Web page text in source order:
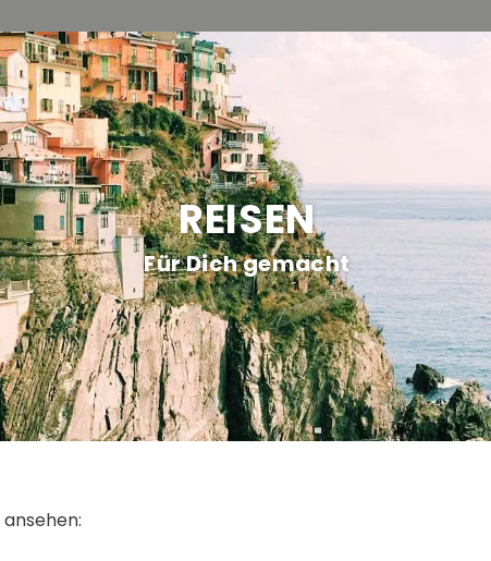
REISEN
Für Dich gemacht